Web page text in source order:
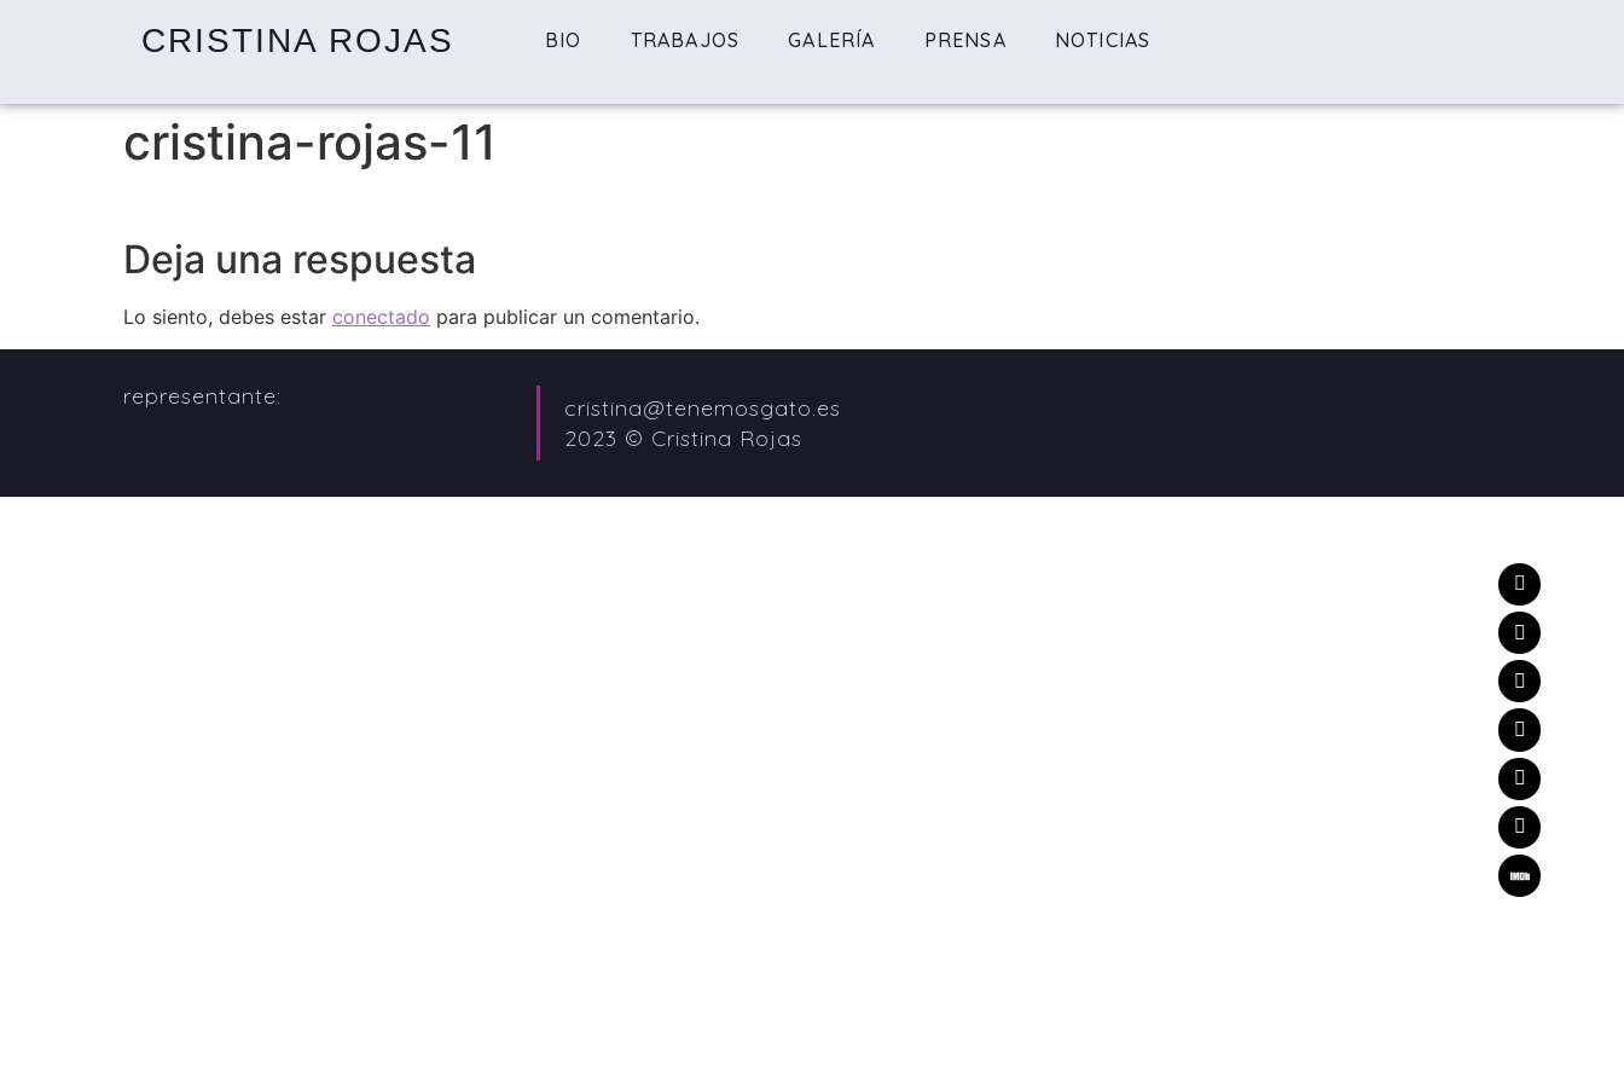
CRISTINA ROJAS BIO TRABAJOS GALERÍA PRENSA NOTICIAS
cristina-rojas-11
Deja una respuesta
Lo siento, debes estar conectado para publicar un comentario.
representante:
cristina@tenemosgato.es
2023 © Cristina Rojas